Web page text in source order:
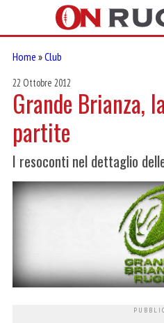
Home »Club
22 Ottobre 2012
Grande Brianza,
partite
I resoconti nel dettaglio